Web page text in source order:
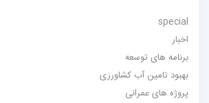
special
اخبار
برنامه های توسعه
بهبود تامین آب کشاورزی
پروژه های عمرانی